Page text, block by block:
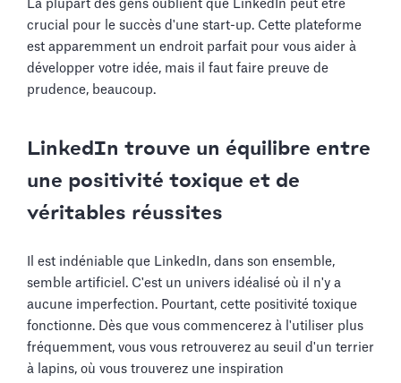
La plupart des gens oublient que LinkedIn peut être
crucial pour le succès d'une start-up. Cette plateforme
est apparemment un endroit parfait pour vous aider à
développer votre idée, mais il faut faire preuve de
prudence, beaucoup.
LinkedIn trouve un équilibre entre
une positivité toxique et de
véritables réussites
Il est indéniable que LinkedIn, dans son ensemble,
semble artificiel. C'est un univers idéalisé où il n'y a
aucune imperfection. Pourtant, cette positivité toxique
fonctionne. Dès que vous commencerez à l'utiliser plus
fréquemment, vous vous retrouverez au seuil d'un terrier
à lapins, où vous trouverez une inspiration